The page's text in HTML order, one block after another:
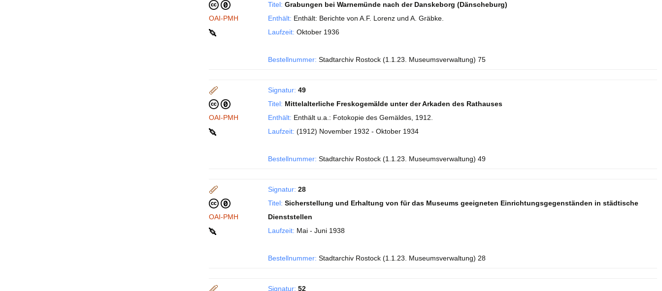
OAI-PMH
Titel: Grabungen bei Warnemünde nach der Danskeborg (Dänscheburg)
Enthält: Enthält: Berichte von A.F. Lorenz und A. Gräbke.
Laufzeit: Oktober 1936
Bestellnummer: Stadtarchiv Rostock (1.1.23. Museumsverwaltung) 75
OAI-PMH
Signatur: 49
Titel: Mittelalterliche Freskogemälde unter der Arkaden des Rathauses
Enthält: Enthält u.a.: Fotokopie des Gemäldes, 1912.
Laufzeit: (1912) November 1932 - Oktober 1934
Bestellnummer: Stadtarchiv Rostock (1.1.23. Museumsverwaltung) 49
OAI-PMH
Signatur: 28
Titel: Sicherstellung und Erhaltung von für das Museums geeigneten Einrichtungsgegenständen in städtische
Dienststellen
Laufzeit: Mai - Juni 1938
Bestellnummer: Stadtarchiv Rostock (1.1.23. Museumsverwaltung) 28
Signatur: 52